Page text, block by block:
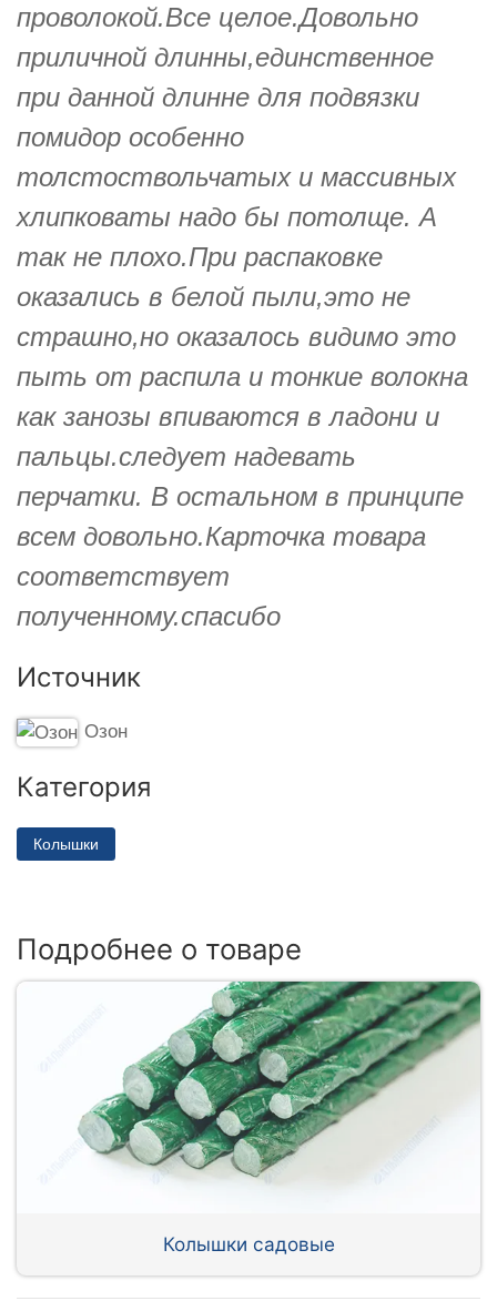
проволокой.Все целое.Довольно
приличной длинны,единственное
при данной длинне для подвязки
помидор особенно
толстоствольчатых и массивных
хлипковаты надо бы потолще. А
так не плохо.При распаковке
оказались в белой пыли,это не
страшно,но оказалось видимо это
пыть от распила и тонкие волокна
как занозы впиваются в ладони и
пальцы.следует надевать
перчатки. В остальном в принципе
всем довольно.Карточка товара
соответствует
полученному.спасибо
Источник
Озон
Категория
Колышки
Подробнее о товаре
Колышки садовые